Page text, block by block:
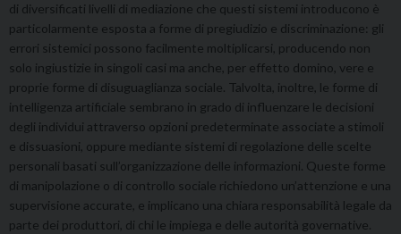
di diversificati livelli di mediazione che questi sistemi introducono è
particolarmente esposta a forme di pregiudizio e discriminazione: gli
errori sistemici possono facilmente moltiplicarsi, producendo non
solo ingiustizie in singoli casi ma anche, per effetto domino, vere e
proprie forme di disuguaglianza sociale. Talvolta, inoltre, le forme di
intelligenza artificiale sembrano in grado di influenzare le decisioni
degli individui attraverso opzioni predeterminate associate a stimoli
e dissuasioni, oppure mediante sistemi di regolazione delle scelte
personali basati sull’organizzazione delle informazioni. Queste forme
di manipolazione o di controllo sociale richiedono un’attenzione e una
supervisione accurate, e implicano una chiara responsabilità legale da
parte dei produttori, di chi le impiega e delle autorità governative.